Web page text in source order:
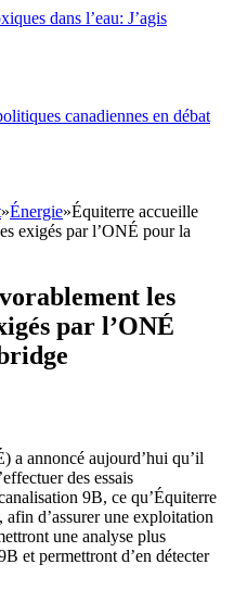
dans l’eau: J’agis
canadiennes en débat
»Énergie»Équiterre accueille
exigés par l’ONÉ pour la
les
par l’ONÉ
a annoncé aujourd’hui qu’il
des essais
9B, ce qu’Équiterre
d’assurer une exploitation
une analyse plus
et permettront d’en détecter